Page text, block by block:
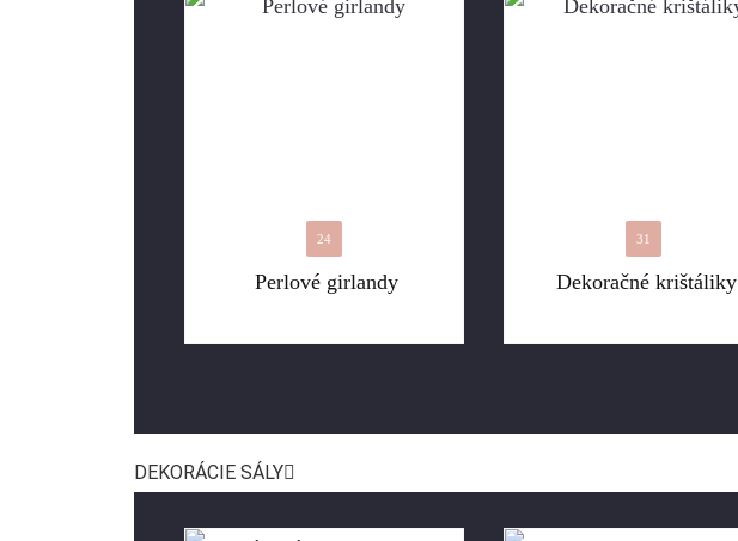
Perlové girlandy
24
Dekoračné krištáliky
31
DEKORÁCIE SÁLY